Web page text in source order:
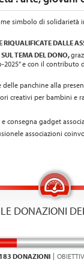
simbolo di solidarietà
RIQUALIFICATE DALLE
TEMA DEL DONO,
2025”e con il contributo
panchine alla
creativi per bambini e
consegna gadget
associazioni
LE DONAZIONI
DONAZIONI